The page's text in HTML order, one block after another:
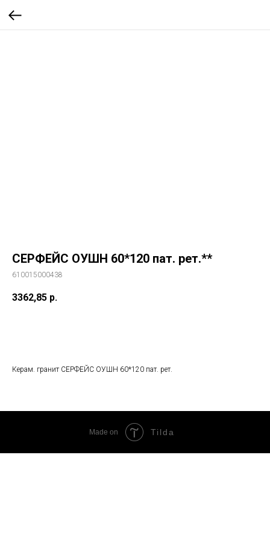
СЕРФЕЙС ОУШН 60*120 пат. рет.**
610015000438
3362,85 р.
Керам. гранит СЕРФЕЙС ОУШН 60*120 пат. рет.
Made on Tilda